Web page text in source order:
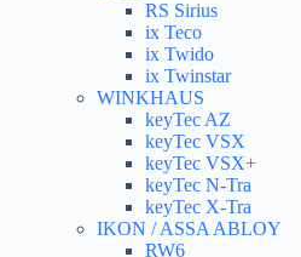
RS Sirius
ix Teco
ix Twido
ix Twinstar
WINKHAUS
keyTec AZ
keyTec VSX
keyTec VSX+
keyTec N-Tra
keyTec X-Tra
IKON / ASSA ABLOY
RW6